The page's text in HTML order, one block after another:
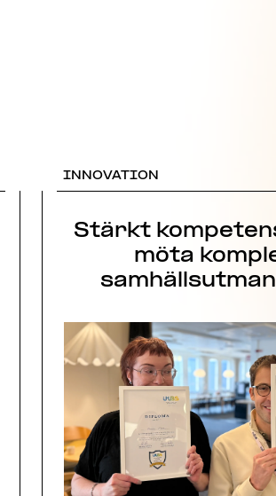
INNOVATION
Stärkt
möta